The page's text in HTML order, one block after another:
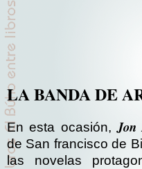
LA BANDA DE
En esta ocasión, Jon
de San francisco de
las novelas